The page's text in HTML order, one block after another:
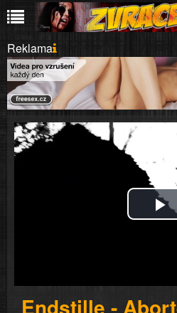
Reklama
Endstille -